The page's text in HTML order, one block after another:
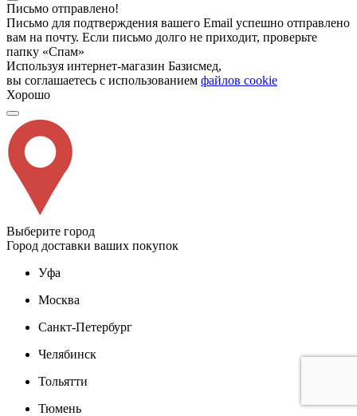
Письмо отправлено!
Письмо для подтверждения вашего Email успешно отправлено
вам на почту. Если письмо долго не приходит, проверьте
папку «Спам»
Используя интернет-магазин Базисмед,
вы соглашаетесь с использованием файлов cookie
Хорошо
Выберите город
Город доставки ваших покупок
Уфа
Москва
Санкт-Петербург
Челябинск
Тольятти
Тюмень